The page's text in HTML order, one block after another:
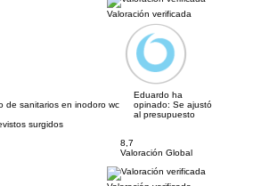
Valoración verificada
de sanitarios en inodoro wc
Eduardo ha
opinado: Se ajustó
al presupuesto
surgidos
8,7
Valoración Global